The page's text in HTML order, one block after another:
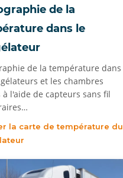
de la
dans le
de la température dans
et les chambres
l'aide de capteurs sans fil
la carte de température du